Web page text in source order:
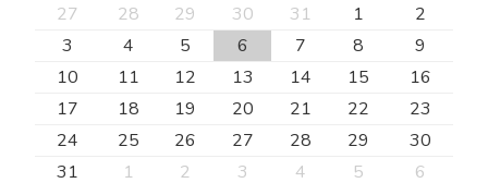
27
28 29 30 31 1
2
3
4 5 6 7 8
9
10
11 12 13 14 15
16
17
18 19 20 21 22
23
24
25 26 27 28 29
30
31
1 2 3 4 5 6